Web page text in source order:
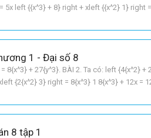
left {{x^3} + 8} right + xleft {{x^2} 1} right
1 - Đại số 8
8{x^3} + 27{y^3}. BÀI 2. Ta có: left {4{x^2} +
{2{x^2} 3} right = 8{x^3} 1 8{x^3} + 12x =
8 tập 1